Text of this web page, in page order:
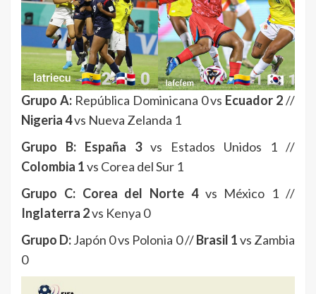
Grupo A: República Dominicana 0 vs Ecuador 2//
Nigeria 4vs Nueva Zelanda 1
Grupo B: España 3vs Estados Unidos 1 //
Colombia 1vs Corea del Sur 1
Grupo C: Corea del Norte 4 vs México 1 //
Inglaterra 2vs Kenya 0
Grupo D:Japón 0 vs Polonia 0 //Brasil 1vs Zambia
0